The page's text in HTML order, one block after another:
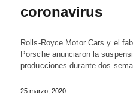
coronavirus
Rolls-Royce Motor Cars y el
Porsche anunciaron la
producciones durante dos
25 marzo, 2020